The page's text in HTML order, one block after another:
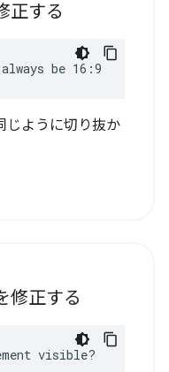
正する
be 16:9
じように切り抜か
修正する
visible?